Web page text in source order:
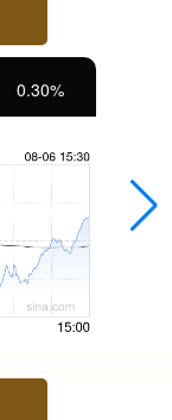
0.30%